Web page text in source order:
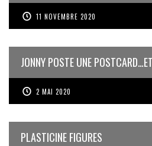
11 NOVEMBRE 2020
JONNY POSTE UNE
2 MAI 2020
PLASTICINE FIGURES